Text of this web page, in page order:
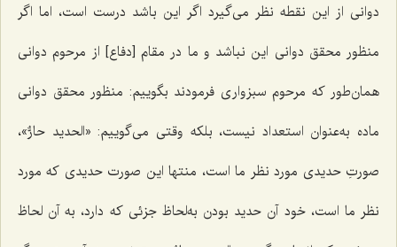
دوانى از این نقطه نظر مى‌گیرد اگر این باشد درست است، اما اگر
منظور محقق دوانى این نباشد و ما در مقام [دفاع] از مرحوم دوانى
همان‌طور كه مرحوم سبزوارى فرمودند بگوییم: منظور محقق دوانى
ماده به‌عنوان استعداد نیست، بلكه وقتى مى‌گوییم: «الحدید حارٌّ»،
صورتِ حدیدى مورد نظر ما است، منتها این صورت حدیدى كه مورد
نظر ما است، خود آن حدید بودن به‌لحاظ جزئى كه دارد، به آن لحاظ